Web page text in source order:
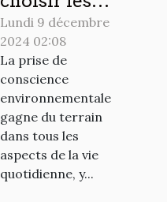
matériaux
écologiques
pour votre
décoration
intérieure
Lundi 9 décembre
2024 02:08
La prise de
conscience
environnementale
gagne du terrain
dans tous les
aspects de la vie
quotidienne, y...